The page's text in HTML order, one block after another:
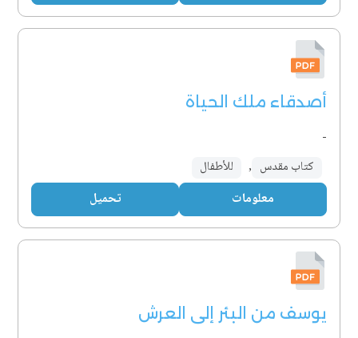
أصدقاء ملك الحياة
-
كتاب مقدس , للأطفال
معلومات تحميل
يوسف من البئر إلى العرش